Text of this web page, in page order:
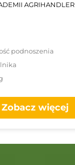
AGRIHANDLER
podnoszenia
Zobacz więcej